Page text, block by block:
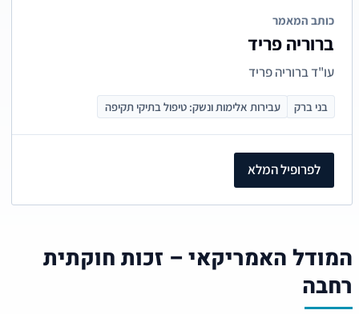
כותב המאמר
ברוריה פריד
עו"ד ברוריה פריד
בני ברק עבירות אלימות ונשק: טיפול בתיקי תקיפה
לפרופיל המלא
המודל האמריקאי – זכות חוקתית
רחבה